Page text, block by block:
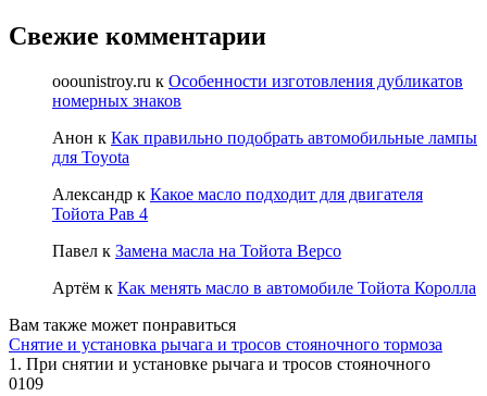
Свежие комментарии
ooounistroy.ru к Особенности изготовления дубликатов
номерных знаков
Анон к Как правильно подобрать автомобильные лампы
для Toyota
Александр к Какое масло подходит для двигателя
Тойота Рав 4
Павел к Замена масла на Тойота Версо
Артём к Как менять масло в автомобиле Тойота Королла
Вам также может понравиться
Снятие и установка рычага и тросов стояночного тормоза
1. При снятии и установке рычага и тросов стояночного
0109